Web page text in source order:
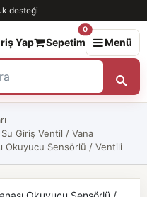
desteği
Yap Sepetim
0
Menü
Su Giriş Ventil / Vana
Okuyucu Sensörlü / Ventili